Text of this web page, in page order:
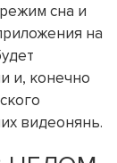
сна и
на
и, конечно
видеонянь.